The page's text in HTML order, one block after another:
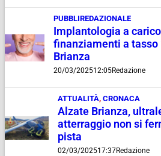
PUBBLIREDAZIONALE
Implantologia a
finanziamenti a tasso
Brianza
20/03/202512:05Redazione
ATTUALITÀ, CRONACA
Alzate Brianza,
atterraggio non si
pista
02/03/202517:37Redazione